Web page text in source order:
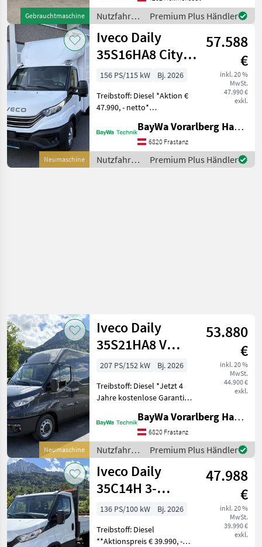
Gebrauchtmaschine
TB270, 27 m Reichweite!!!
se
Nutzfahrzeuge
/ Iveco
Premium Plus Händler
Neumaschine
Iveco Daily
35S16HA8 City
Box **AKTION**
57.588
€
inkl. 20 %
MwSt.
47.990 €
exkl.
156 PS/115 kW
Bj. 2026
Treibstoff: Diesel *Aktion €
47.990, - netto*
156PS/115kW Euro 6eBIS 8
Gang Wandlerautomatik HI-
MATIC Gewichtsbereich: 3, 5
t Radstand
BayWa Vorarlberg HandelsGmbH BayWa Technik
6820 Frastanz
Nutzfahrzeuge
/ Iveco
Premium Plus Händler
Neumaschine
Iveco Daily
35S21HA8 V
Kastenwagen
**AKTION**
53.880
€
inkl. 20 %
MwSt.
44.900 €
exkl.
207 PS/152 kW
Bj. 2026
Treibstoff: Diesel *Jetzt 4
Jahre kostenlose Garantie
bis 30.09.2026* *Weitere
Informationen erhalten Sie
bei unseren
Verkaufsberater*
BayWa Vorarlberg HandelsGmbH BayWa Technik
6820 Frastanz
Nutzfahrzeuge
/ Iveco
Premium Plus Händler
Iveco Daily
35C14H 3-
Seiten-Kipper
**AKTION**
47.988
€
inkl. 20 %
MwSt.
39.990 €
exkl.
136 PS/100 kW
Bj. 2026
Treibstoff: Diesel
**Aktionspreis € 39.990, -